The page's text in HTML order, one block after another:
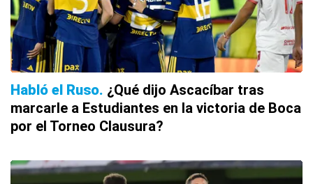
Habló el Ruso ¿Qué dijo Ascacíbar tras
marcarle a Estudiantes en la victoria de Boca
por el Torneo Clausura?